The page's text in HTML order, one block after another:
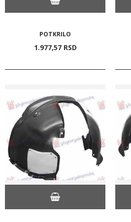
POTKRILO
1.977,57 RSD